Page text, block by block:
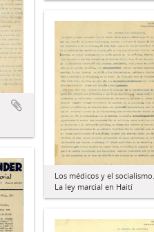
Los médicos y el socialismo.
La ley marcial en Haití